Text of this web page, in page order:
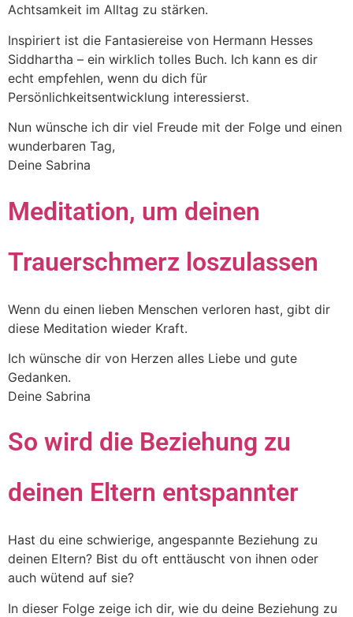
Achtsamkeit im Alltag zu stärken.
Inspiriert ist die Fantasiereise von Hermann Hesses
Siddhartha – ein wirklich tolles Buch. Ich kann es dir
echt empfehlen, wenn du dich für
Persönlichkeitsentwicklung interessierst.
Nun wünsche ich dir viel Freude mit der Folge und einen
wunderbaren Tag,
Deine Sabrina
Meditation, um deinen
Trauerschmerz loszulassen
Wenn du einen lieben Menschen verloren hast, gibt dir
diese Meditation wieder Kraft.
Ich wünsche dir von Herzen alles Liebe und gute
Gedanken.
Deine Sabrina
So wird die Beziehung zu
deinen Eltern entspannter
Hast du eine schwierige, angespannte Beziehung zu
deinen Eltern? Bist du oft enttäuscht von ihnen oder
auch wütend auf sie?
In dieser Folge zeige ich dir, wie du deine Beziehung zu